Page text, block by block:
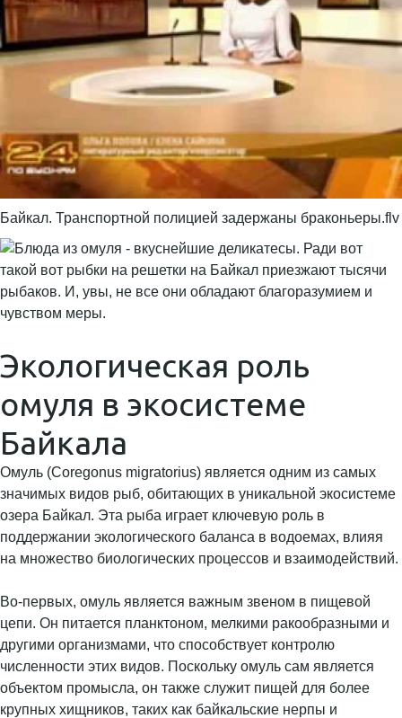
Байкал. Транспортной полицией задержаны браконьеры.flv
Экологическая роль
омуля в экосистеме
Байкала
Омуль (Coregonus migratorius) является одним из самых
значимых видов рыб, обитающих в уникальной экосистеме
озера Байкал. Эта рыба играет ключевую роль в
поддержании экологического баланса в водоемах, влияя
на множество биологических процессов и взаимодействий.
Во-первых, омуль является важным звеном в пищевой
цепи. Он питается планктоном, мелкими ракообразными и
другими организмами, что способствует контролю
численности этих видов. Поскольку омуль сам является
объектом промысла, он также служит пищей для более
крупных хищников, таких как байкальские нерпы и